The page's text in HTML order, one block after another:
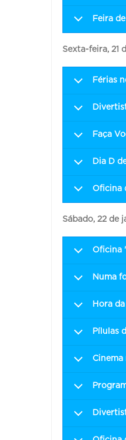
Feira
Sexta-feira, 21
Férias
Faça
Dia D
Oficina
Sábado, 22 de
Oficina
Numa
Hora
Pílulas
Cinema